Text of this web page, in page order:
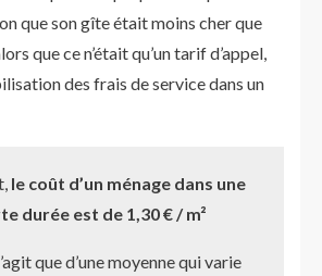
que son gîte était moins cher que
que ce n’était qu’un tarif d’appel,
des frais de service dans un
le coût d’un ménage dans une
durée est de 1,30 € / m²
que d’une moyenne qui varie